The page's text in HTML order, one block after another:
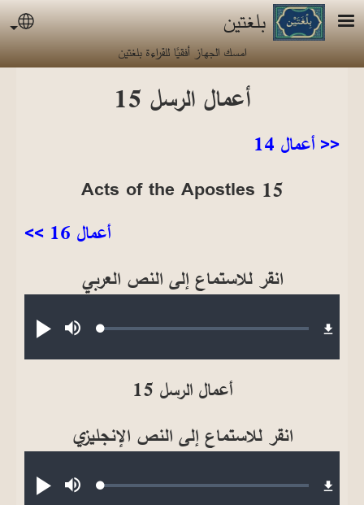
تجاوز إلى المحتوى الرئيسي
بلغتين
امسك الجهاز أفقيًا للقراءة بلغتين
أعمال الرسل 15
<< أعمال 14
Acts of the Apostles 15
أعمال 16 >>
انقر للاستماع إلى النص العربي
تشغيلصامتLoaded:
أعمال الرسل 15
انقر للاستماع إلى النص الإنجليزي
تشغيلصامتLoaded: